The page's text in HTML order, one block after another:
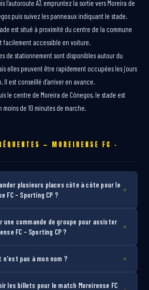
l’autoroute A7, empruntez la sortie vers Moreira de
puis suivez les panneaux indiquant le stade.
est situé à proximité du centre de la commune
facilement accessible en voiture.
de stationnement sont disponibles autour du
elles peuvent être rapidement occupées les jours
Il est conseillé d’arriver en avance.
le centre de Moreira de Cónegos, le stade est
de 10 minutes de marche.
— MOREIRENSE FC –
plusieurs places côte à côte pour le
FC – Sporting CP ?
une commande de groupe pour assister
FC – Sporting CP ?
n'est pas à mon nom ?
les billets pour le match Moreirense FC